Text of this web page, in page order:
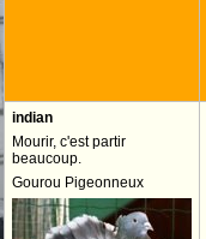
indian
Mourir, c'est partir
beaucoup.
Gourou Pigeonneux